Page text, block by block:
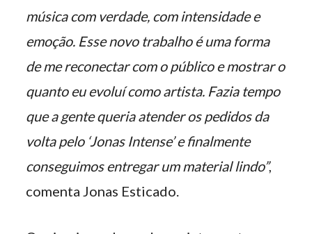
música com verdade, com intensidade e
emoção. Esse novo trabalho é uma forma
de me reconectar com o público e mostrar o
quanto eu evoluí como artista. Fazia tempo
que a gente queria atender os pedidos da
volta pelo ‘Jonas Intense’ e finalmente
conseguimos entregar um material lindo”,
comenta Jonas Esticado.